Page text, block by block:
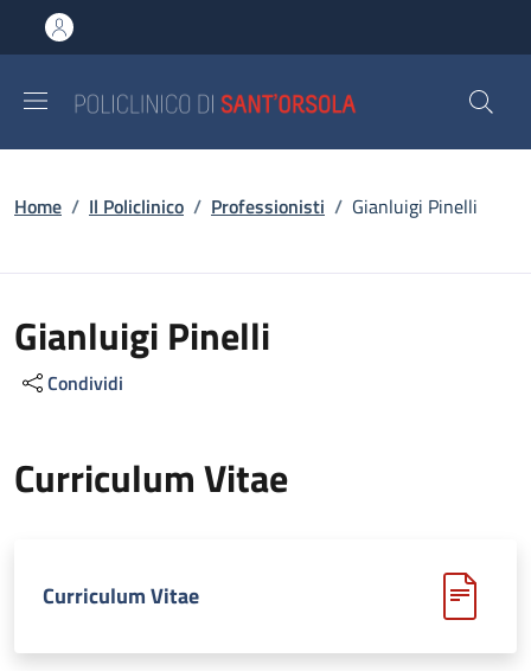
al contenuto principale
to footer content
Briciole di pane
Home / Il Policlinico / Professionisti / Gianluigi Pinelli
Gianluigi Pinelli
Condividi
Curriculum Vitae
Curriculum Vitae